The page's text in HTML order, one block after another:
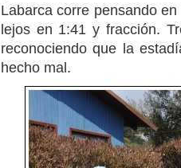
Labarca corre pensando
lejos en 1:41 y fracción.
reconociendo que la
hecho mal.